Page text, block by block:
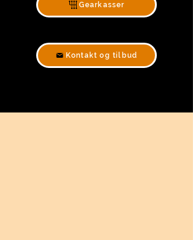
Gearkasser
Kontakt og tilbud